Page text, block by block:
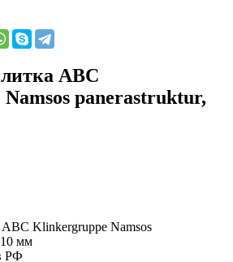
ABC
panerastruktur,
Klinkergruppe Namsos
мм
РФ